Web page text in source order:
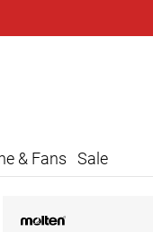
& Fans Sale